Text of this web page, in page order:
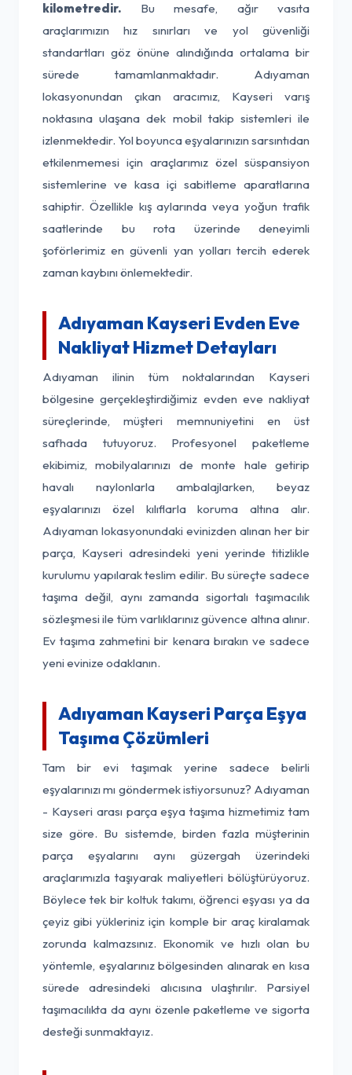
kilometredir. Bu mesafe, ağır vasıta
araçlarımızın hız sınırları ve yol güvenliği
standartları göz önüne alındığında ortalama bir
sürede tamamlanmaktadır. Adıyaman
lokasyonundan çıkan aracımız, Kayseri varış
noktasına ulaşana dek mobil takip sistemleri ile
izlenmektedir. Yol boyunca eşyalarınızın sarsıntıdan
etkilenmemesi için araçlarımız özel süspansiyon
sistemlerine ve kasa içi sabitleme aparatlarına
sahiptir. Özellikle kış aylarında veya yoğun trafik
saatlerinde bu rota üzerinde deneyimli
şoförlerimiz en güvenli yan yolları tercih ederek
zaman kaybını önlemektedir.
Adıyaman Kayseri Evden Eve
Nakliyat Hizmet Detayları
Adıyaman ilinin tüm noktalarından Kayseri
bölgesine gerçekleştirdiğimiz evden eve nakliyat
süreçlerinde, müşteri memnuniyetini en üst
safhada tutuyoruz. Profesyonel paketleme
ekibimiz, mobilyalarınızı de monte hale getirip
havalı naylonlarla ambalajlarken, beyaz
eşyalarınızı özel kılıflarla koruma altına alır.
Adıyaman lokasyonundaki evinizden alınan her bir
parça, Kayseri adresindeki yeni yerinde titizlikle
kurulumu yapılarak teslim edilir. Bu süreçte sadece
taşıma değil, aynı zamanda sigortalı taşımacılık
sözleşmesi ile tüm varlıklarınız güvence altına alınır.
Ev taşıma zahmetini bir kenara bırakın ve sadece
yeni evinize odaklanın.
Adıyaman Kayseri Parça Eşya
Taşıma Çözümleri
Tam bir evi taşımak yerine sadece belirli
eşyalarınızı mı göndermek istiyorsunuz? Adıyaman
- Kayseri arası parça eşya taşıma hizmetimiz tam
size göre. Bu sistemde, birden fazla müşterinin
parça eşyalarını aynı güzergah üzerindeki
araçlarımızla taşıyarak maliyetleri bölüştürüyoruz.
Böylece tek bir koltuk takımı, öğrenci eşyası ya da
çeyiz gibi yükleriniz için komple bir araç kiralamak
zorunda kalmazsınız. Ekonomik ve hızlı olan bu
yöntemle, eşyalarınız bölgesinden alınarak en kısa
sürede adresindeki alıcısına ulaştırılır. Parsiyel
taşımacılıkta da aynı özenle paketleme ve sigorta
desteği sunmaktayız.